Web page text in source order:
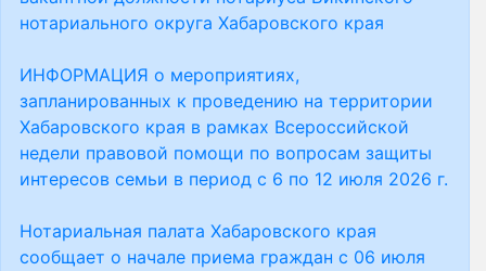
нотариального округа Хабаровского края
ИНФОРМАЦИЯ о мероприятиях,
запланированных к проведению на территории
Хабаровского края в рамках Всероссийской
недели правовой помощи по вопросам защиты
интересов семьи в период с 6 по 12 июля 2026 г.
Нотариальная палата Хабаровского края
сообщает о начале приема граждан с 06 июля